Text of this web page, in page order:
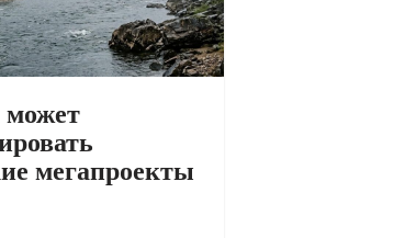
мегапроекты